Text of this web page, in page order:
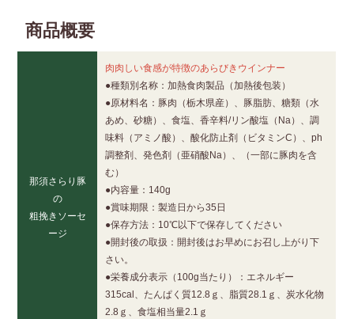
商品概要
那須さらり豚
の
粗挽きソーセ
ージ
肉肉しい食感が特徴のあらびきウインナー
●種類別名称：加熱食肉製品（加熱後包装）
●原材料名：豚肉（栃木県産）、豚脂肪、糖類（水
あめ、砂糖）、食塩、香辛料/リン酸塩（Na）、調
味料（アミノ酸）、酸化防止剤（ビタミンC）、ph
調整剤、発色剤（亜硝酸Na）、（一部に豚肉を含
む）
●内容量：140g
●賞味期限：製造日から35日
●保存方法：10℃以下で保存してください
●開封後の取扱：開封後はお早めにお召し上がり下
さい。
●栄養成分表示（100g当たり）：エネルギー
315cal、たんぱく質12.8ｇ、脂質28.1ｇ、炭水化物
2.8ｇ、食塩相当量2.1ｇ